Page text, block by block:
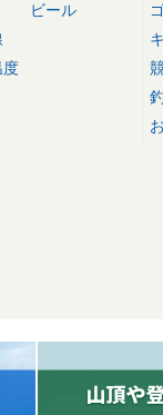
度
ビール